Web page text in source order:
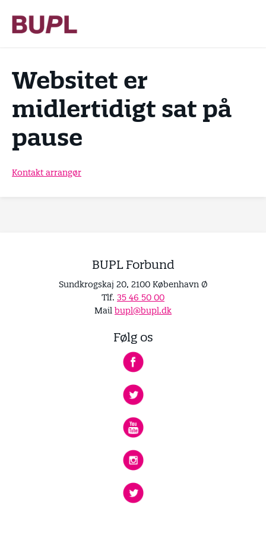
Websitet er
midlertidigt sat på
pause
Kontakt arrangør
BUPL Forbund
Sundkrogskaj 20, 2100 København Ø
Tlf. 35 46 50 00
Mail bupl@bupl.dk
Følg os